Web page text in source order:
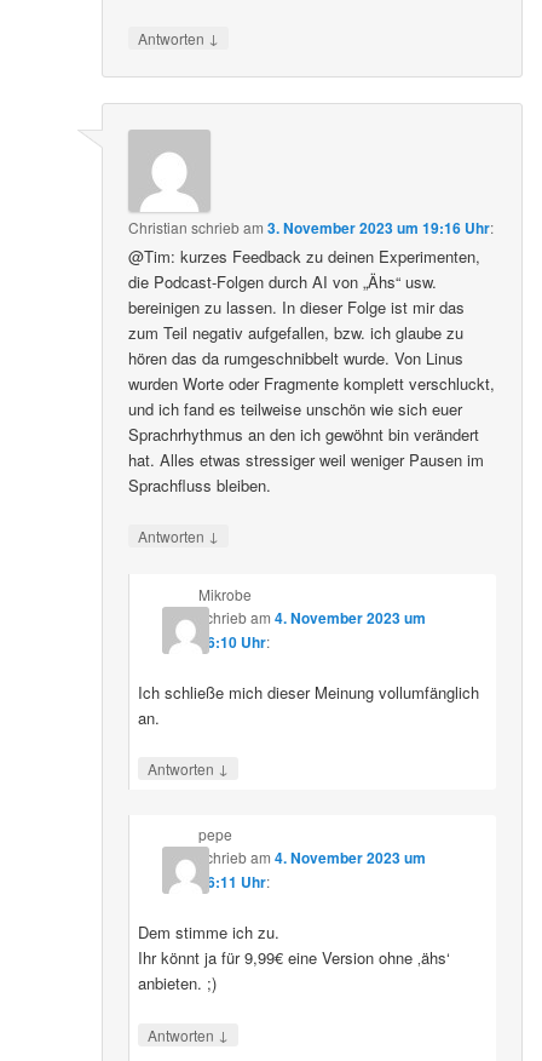
Antworten ↓
Christian schriebam3. November 2023 um 19:16 Uhr:
@Tim: kurzes Feedback zu deinen Experimenten,
die Podcast-Folgen durch AI von „Ähs“ usw.
bereinigen zu lassen. In dieser Folge ist mir das
zum Teil negativ aufgefallen, bzw. ich glaube zu
hören das da rumgeschnibbelt wurde. Von Linus
wurden Worte oder Fragmente komplett verschluckt,
und ich fand es teilweise unschön wie sich euer
Sprachrhythmus an den ich gewöhnt bin verändert
hat. Alles etwas stressiger weil weniger Pausen im
Sprachfluss bleiben.
Antworten ↓
Mikrobe
schriebam 4. November 2023 um
16:10 Uhr:
Ich schließe mich dieser Meinung vollumfänglich
an.
Antworten ↓
pepe
schriebam 4. November 2023 um
16:11 Uhr:
Dem stimme ich zu.
Ihr könnt ja für 9,99€ eine Version ohne ‚ähs‘
anbieten. ;)
Antworten ↓